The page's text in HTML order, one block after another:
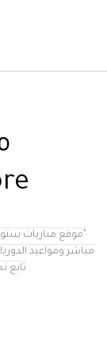
"موقع مباريات ستور
مباشر ومواعيد
تابع